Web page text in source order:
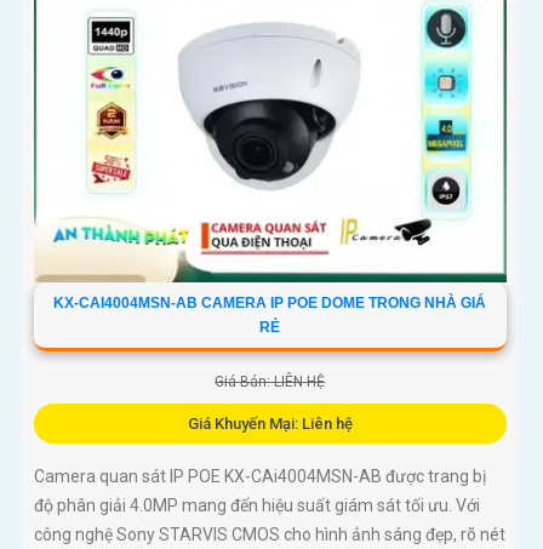
KX-CAI4004MSN-AB CAMERA IP POE DOME TRONG NHÀ GIÁ
RẺ
Giá Bán: LIÊN HỆ
Giá Khuyến Mại: Liên hệ
Camera quan sát IP POE KX-CAi4004MSN-AB được trang bị
độ phân giải 4.0MP mang đến hiệu suất giám sát tối ưu. Với
công nghệ Sony STARVIS CMOS cho hình ảnh sáng đẹp, rõ nét